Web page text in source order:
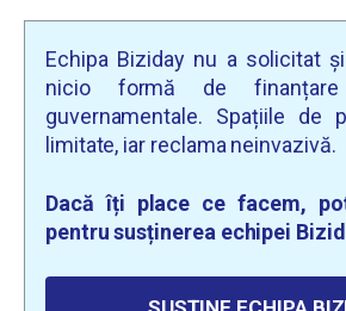
Echipa Biziday nu a solicitat
nicio formă de
guvernamentale. Spațiile de
limitate, iar reclama neinvazivă.
Dacă îți place ce facem,
pentru susținerea echipei